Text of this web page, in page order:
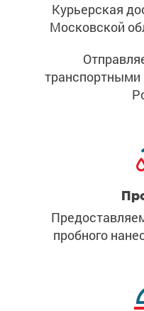
Курьерская
Московской
пробного